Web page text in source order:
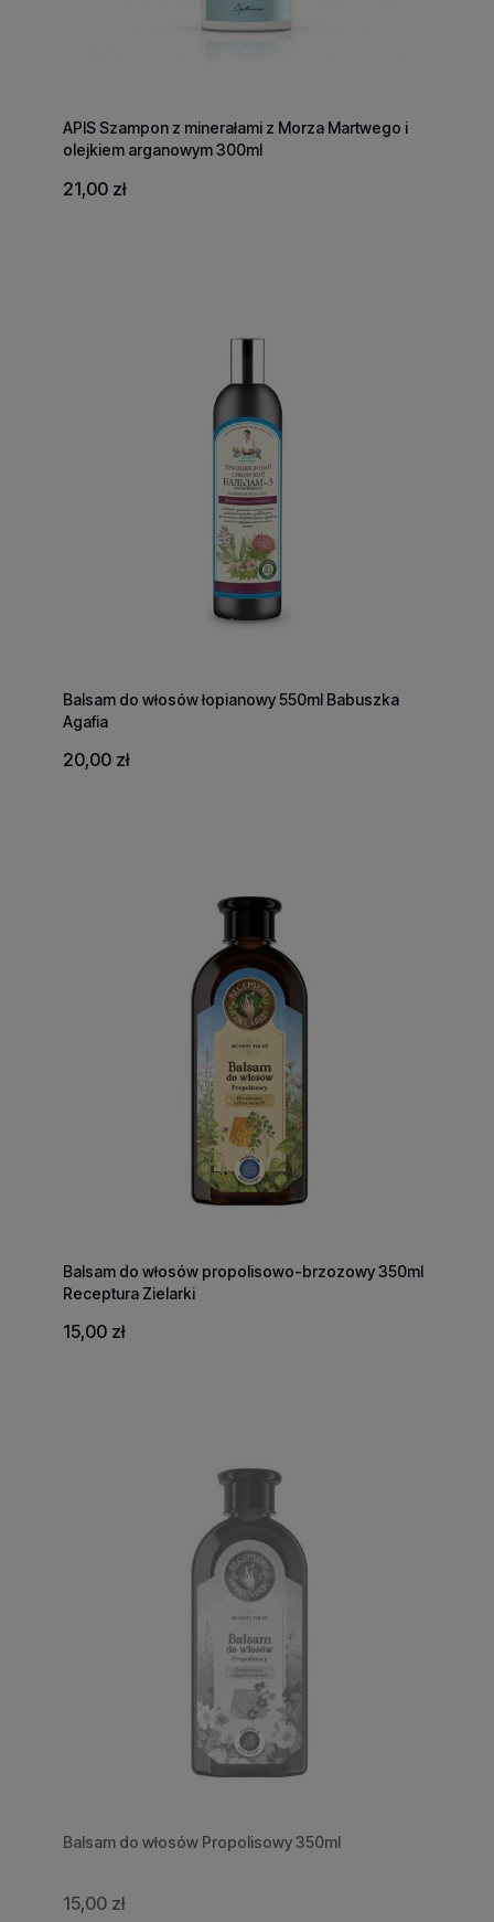
APIS Szampon z minerałami z Morza Martwego i
olejkiem arganowym 300ml
21,00 zł
Balsam do włosów łopianowy 550ml Babuszka
Agafia
20,00 zł
Balsam do włosów propolisowo-brzozowy 350ml
Receptura Zielarki
15,00 zł
Balsam do włosów Propolisowy 350ml
15,00 zł